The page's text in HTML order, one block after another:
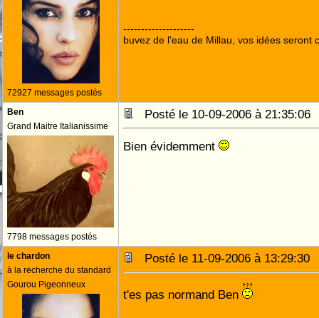
72927 messages postés
--------------------
buvez de l'eau de Millau, vos idées seront
Ben
Grand Maitre Italianissime
7798 messages postés
Posté le 10-09-2006 à
Bien évidemment
le chardon
à la recherche du standard
Gourou Pigeonneux
Posté le 11-09-2006 à
t'es pas normand Ben